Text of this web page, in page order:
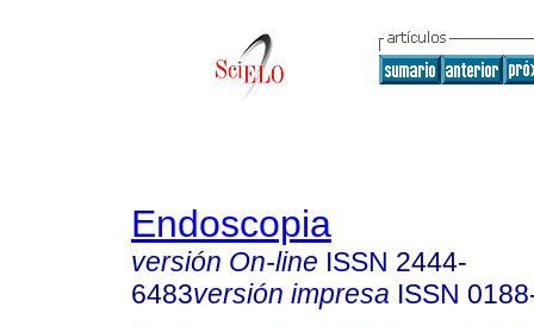
Endoscopia
versión On-line ISSN 2444-
6483versión impresa ISSN